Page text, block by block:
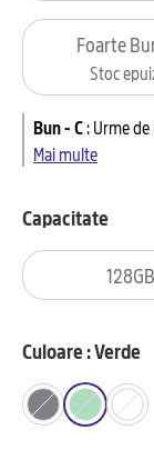
Foarte
Stoc
Bun - C:Urme
Mai multe
Capacitate
128GB
Culoare : Verde